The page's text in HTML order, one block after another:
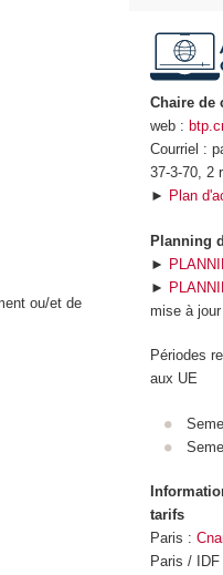
ou/et de
Chaire de
web :
Courriel :
37-3-70, 2
► Plan
Planning
►
►
mise à
Périodes
aux UE
tarifs
Paris :
Paris / IDF